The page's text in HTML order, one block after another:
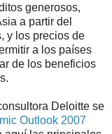
generosos,
a partir del
y los precios de
a los países
de los beneficios
Deloitte se
Outlook 2007